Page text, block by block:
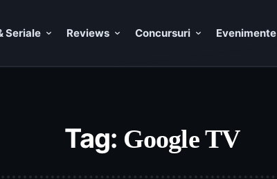
Seriale Reviews Concursuri Evenimente
Tag: Google TV